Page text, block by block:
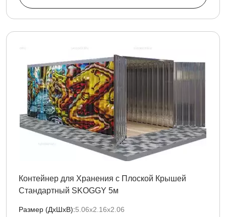
Контейнер для Хранения с Плоской Крышей
Стандартный SKOGGY 5м
Размер (ДxШxВ):5.06х2.16х2.06